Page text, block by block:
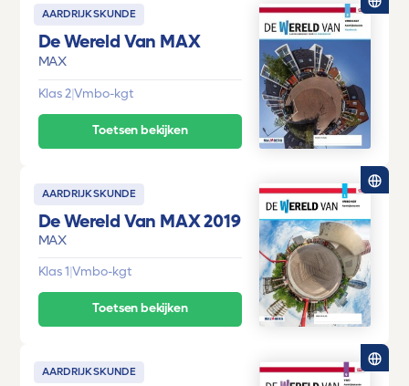
AARDRIJKSKUNDE
De Wereld Van MAX
MAX
Klas 2|Vmbo-kgt
Toetsen bekijken
AARDRIJKSKUNDE
De Wereld Van MAX 2019
MAX
Klas 1|Vmbo-kgt
Toetsen bekijken
AARDRIJKSKUNDE